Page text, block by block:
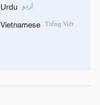
Urdu اردو
Vietnamese Tiếng Việt